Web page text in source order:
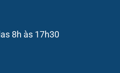
8h às 17h30